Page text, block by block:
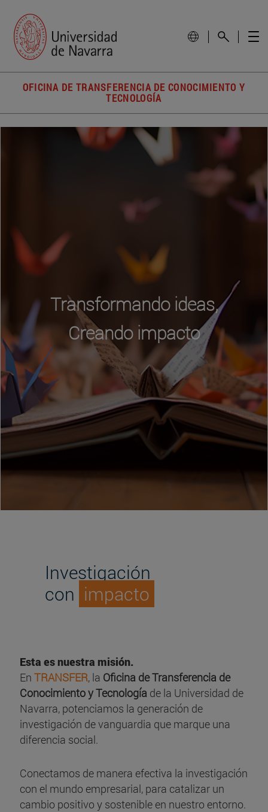
OFICINA DE TRANSFERENCIA DE CONOCIMIENTO Y
TECNOLOGÍA
Transformando ideas,
Creando impacto
Investigación
con impacto
Esta es nuestra misión.
En TRANSFER, la Oficina de Transferencia de
Conocimiento y Tecnología de la Universidad de
Navarra, potenciamos la generación de
investigación de vanguardia que marque una
diferencia social.
Conectamos de manera efectiva la investigación
con el mundo empresarial, para catalizar un
cambio positivo y sostenible en nuestro entorno.